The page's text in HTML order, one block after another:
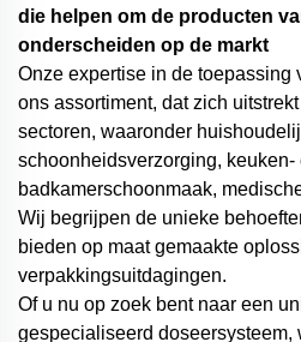
die helpen om de producten
onderscheiden op de markt
Onze expertise in de toepassing
ons assortiment, dat zich
sectoren, waaronder
schoonheidsverzorging, keuken-
badkamerschoonmaak,
Wij begrijpen de unieke
bieden op maat gemaakte
verpakkingsuitdagingen.
Of u nu op zoek bent naar een
gespecialiseerd doseersysteem,